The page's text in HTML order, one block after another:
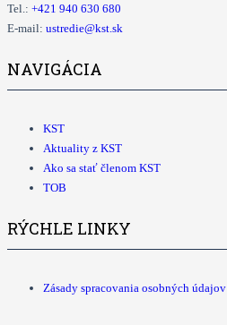
Tel.: +421 940 630 680
E-mail: ustredie@kst.sk
NAVIGÁCIA
KST
Aktuality z KST
Ako sa stať členom KST
TOB
RÝCHLE LINKY
Zásady spracovania osobných údajov